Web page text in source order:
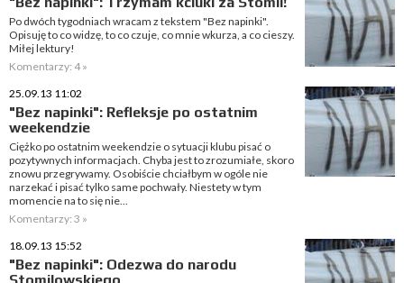
Po dwóch tygodniach wracam z tekstem "Bez napinki".
Opisuję to co widzę, to co czuje, co mnie wkurza, a co cieszy.
Miłej lektury!
Komentarzy: 4 »
25.09.13 11:02
"Bez napinki": Refleksje po ostatnim
weekendzie
Ciężko po ostatnim weekendzie o sytuacji klubu pisać o
pozytywnych informacjach. Chyba jest to zrozumiałe, skoro
znowu przegrywamy. Osobiście chciałbym w ogóle nie
narzekać i pisać tylko same pochwały. Niestety w tym
momencie na to się nie...
Komentarzy: 3 »
18.09.13 15:52
"Bez napinki": Odezwa do narodu